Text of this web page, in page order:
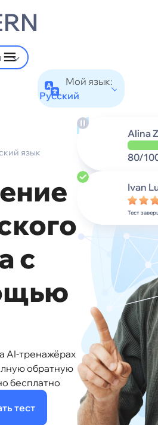
Мой язык:
Русский
язык
с
AI-тренажёрах
обратную
бесплатно
тест
Alina
80/
Ivan
Тест